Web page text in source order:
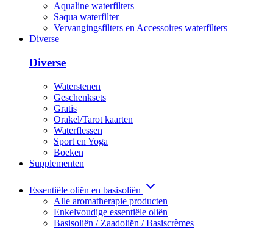
Aqualine waterfilters
Saqua waterfilter
Vervangingsfilters en Accessoires waterfilters
Diverse
Diverse
Waterstenen
Geschenksets
Gratis
Orakel/Tarot kaarten
Waterflessen
Sport en Yoga
Boeken
Supplementen
Essentiële oliën en basisoliën
Alle aromatherapie producten
Enkelvoudige essentiële oliën
Basisoliën / Zaadoliën / Basiscrèmes